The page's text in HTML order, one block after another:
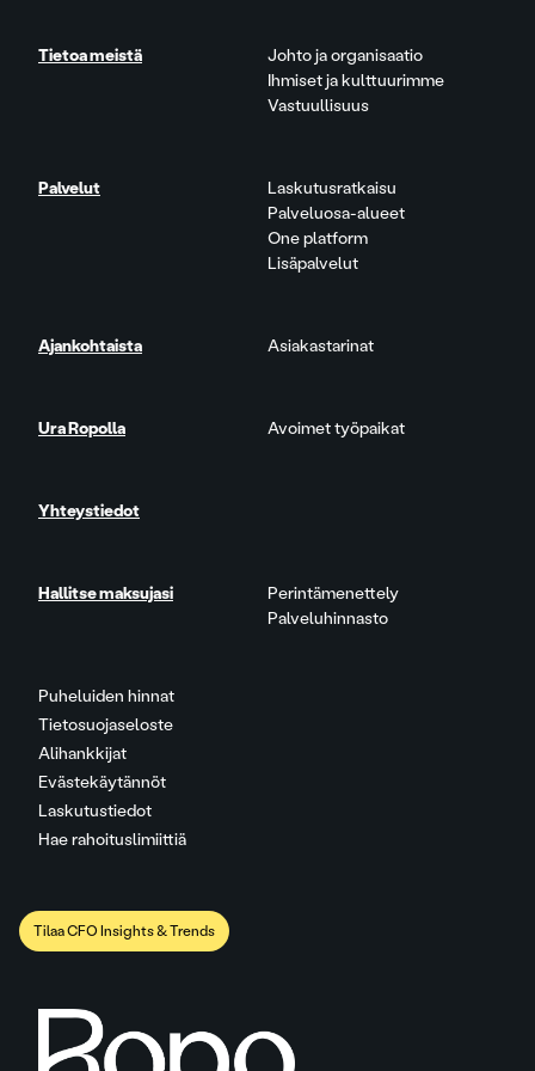
Puheluiden hinnat
Tietosuojaseloste
Alihankkijat
Evästekäytännöt
Laskutustiedot
Hae rahoituslimiittiä
Tietoa meistä
Johto ja organisaatio
Ihmiset ja kulttuurimme
Vastuullisuus
Palvelut
Laskutusratkaisu
Palveluosa-alueet
One platform
Lisäpalvelut
Ajankohtaista Asiakastarinat
Ura Ropolla Avoimet työpaikat
Yhteystiedot
Hallitse maksujasi
Perintämenettely
Palveluhinnasto
Tilaa CFO Insights & Trends